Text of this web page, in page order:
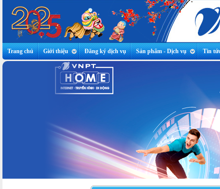
Trang chủ Giới thiệu Đăng ký dịch vụ Sản phẩm - Dịch vụ Tin